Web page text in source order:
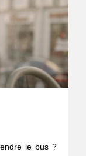
le bus ?